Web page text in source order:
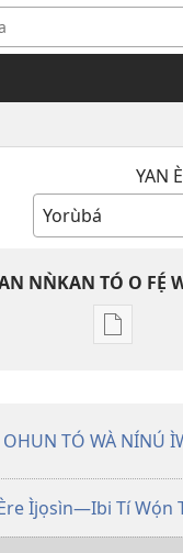
YAN
NǸKAN TÓ O FẸ́
Bó
wa
jáde
ILÉ
OHUN TÓ WÀ NÍNÚ
Ìjọsìn—Ibi Tí Wọ́n